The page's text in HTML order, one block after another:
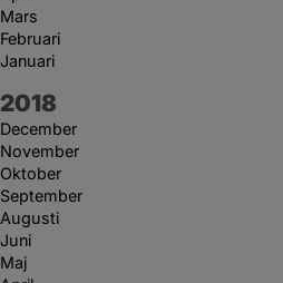
Mars
Februari
Januari
År:
2018
December
November
Oktober
September
Augusti
Juni
Maj